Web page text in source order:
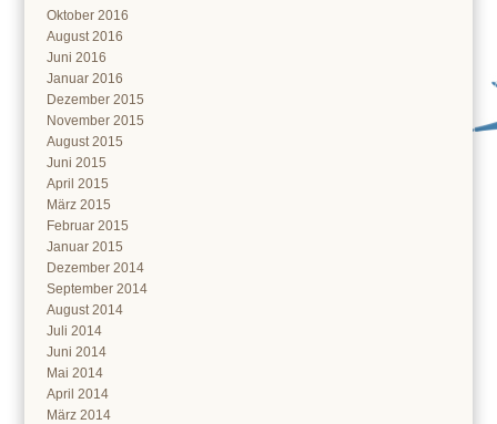
Oktober 2016
August 2016
Juni 2016
Januar 2016
Dezember 2015
November 2015
August 2015
Juni 2015
April 2015
März 2015
Februar 2015
Januar 2015
Dezember 2014
September 2014
August 2014
Juli 2014
Juni 2014
Mai 2014
April 2014
März 2014